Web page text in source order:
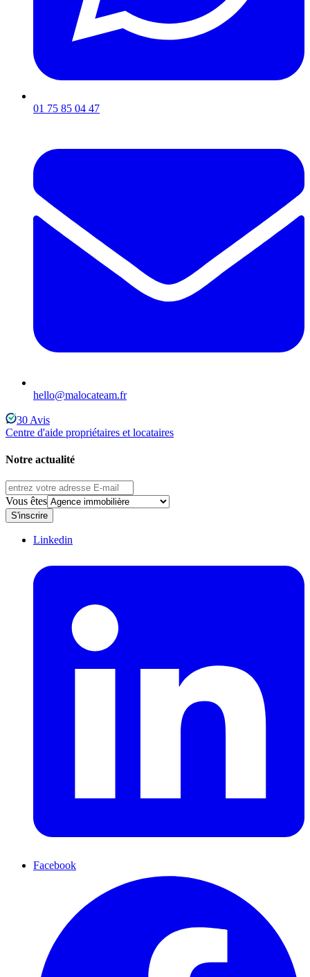
01 75 85 04 47
hello@malocateam.fr
30 Avis
Centre d'aide propriétaires et locataires
Notre actualité
Vous êtes
S'inscrire
Linkedin
Facebook